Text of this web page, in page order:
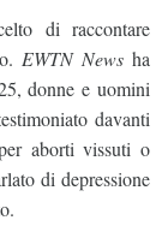
di raccontare
EWTN News ha
donne e uomini
davanti
aborti vissuti o
di depressione